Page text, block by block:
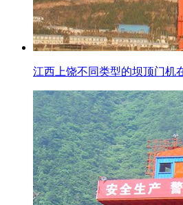
江西上饶不同类型的坝顶门机